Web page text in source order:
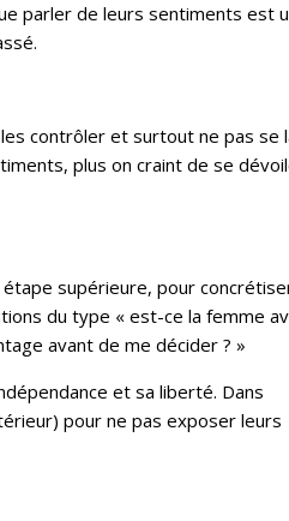
parler de leurs sentiments est
contrôler et surtout ne pas se
plus on craint de se
supérieure, pour
du type « est-ce la femme
avant de me décider ? »
et sa liberté. Dans
pour ne pas exposer leurs